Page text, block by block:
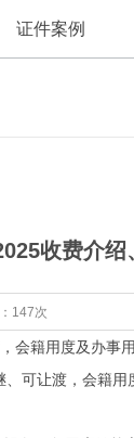
证件案例
收费介绍
147次
会籍用度及办
可让渡，会籍